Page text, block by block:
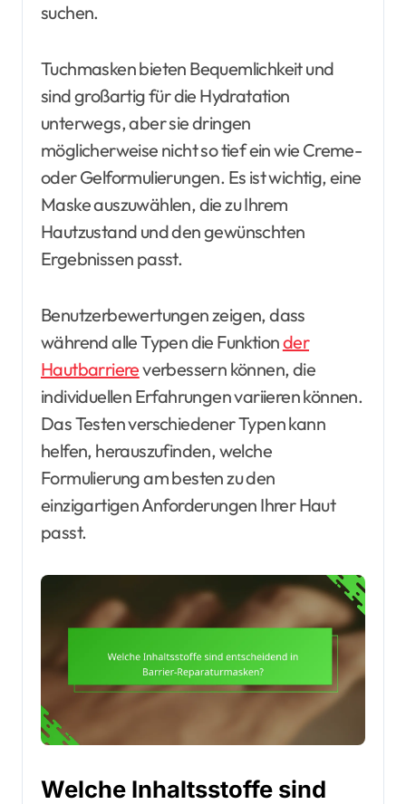
suchen.
Tuchmasken bieten Bequemlichkeit und
sind großartig für die Hydratation
unterwegs, aber sie dringen
möglicherweise nicht so tief ein wie Creme-
oder Gelformulierungen. Es ist wichtig, eine
Maske auszuwählen, die zu Ihrem
Hautzustand und den gewünschten
Ergebnissen passt.
Benutzerbewertungen zeigen, dass
während alle Typen die Funktionder
Hautbarriereverbessern können, die
individuellen Erfahrungen variieren können.
Das Testen verschiedener Typen kann
helfen, herauszufinden, welche
Formulierung am besten zu den
einzigartigen Anforderungen Ihrer Haut
passt.
Welche Inhaltsstoffe sind